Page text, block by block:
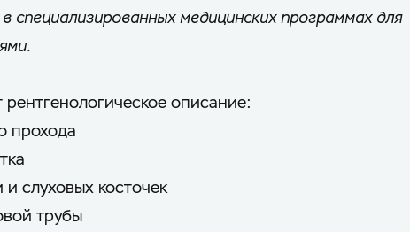
специализированных медицинских программах для
рентгенологическое описание:
прохода
слуховых косточек
трубы